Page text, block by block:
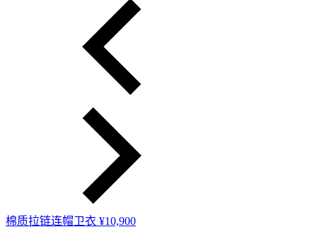
棉质拉链连帽卫衣 ¥10,900